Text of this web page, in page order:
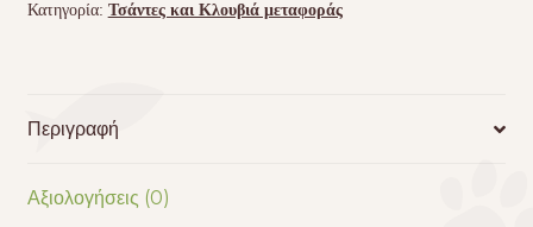
Κατηγορία: Τσάντες και Κλουβιά μεταφοράς
Περιγραφή
Αξιολογήσεις (0)